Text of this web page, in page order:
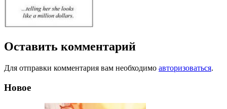
Оставить комментарий
Для отправки комментария вам необходимо авторизоваться.
Новое